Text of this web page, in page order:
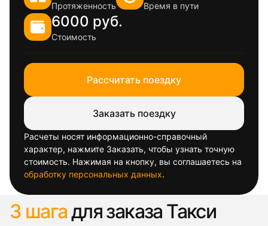
Протяженность Время в пути
6000 руб.
Стоимость
Рассчитать поездку
Заказать поездку
Расчеты носят информационно-справочный
характер, нажмите Заказать, чтобы узнать точную
стоимость. Нажимая на кнопку, вы соглашаетесь на
обработку персональных данных.
3 шагадля заказа Такси